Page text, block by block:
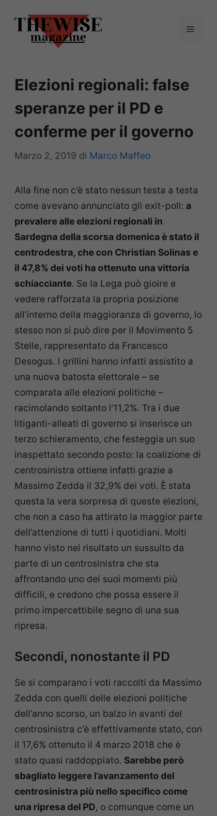
contenuto
Menu
Elezioni regionali: false
speranze per il PD e
conferme per il governo
Marzo 2, 2019 di Marco Maffeo
Alla fine non c’è stato nessun testa a testa
come avevano annunciato gli exit-poll: a
prevalere alle elezioni regionali in
Sardegna della scorsa domenica è stato il
centrodestra, che con Christian Solinas e
il 47,8% dei voti ha ottenuto una vittoria
schiacciante. Se la Lega può gioire e
vedere rafforzata la propria posizione
all’interno della maggioranza di governo, lo
stesso non si può dire per il Movimento 5
Stelle, rappresentato da Francesco
Desogus. I grillini hanno infatti assistito a
una nuova batosta elettorale – se
comparata alle elezioni politiche –
racimolando soltanto l’11,2%. Tra i due
litiganti-alleati di governo si inserisce un
terzo schieramento, che festeggia un suo
inaspettato secondo posto: la coalizione di
centrosinistra ottiene infatti grazie a
Massimo Zedda il 32,9% dei voti. È stata
questa la vera sorpresa di queste elezioni,
che non a caso ha attirato la maggior parte
dell’attenzione di tutti i quotidiani. Molti
hanno visto nel risultato un sussulto da
parte di un centrosinistra che sta
affrontando uno dei suoi momenti più
difficili, e credono che possa essere il
primo impercettibile segno di una sua
ripresa.
Secondi, nonostante il PD
Se si comparano i voti raccolti da Massimo
Zedda con quelli delle elezioni politiche
dell’anno scorso, un balzo in avanti del
centrosinistra c’è effettivamente stato, con
il 17,6% ottenuto il 4 marzo 2018 che è
stato quasi raddoppiato. Sarebbe però
sbagliato leggere l’avanzamento del
centrosinistra più nello specifico come
una ripresa del PD, o comunque come un